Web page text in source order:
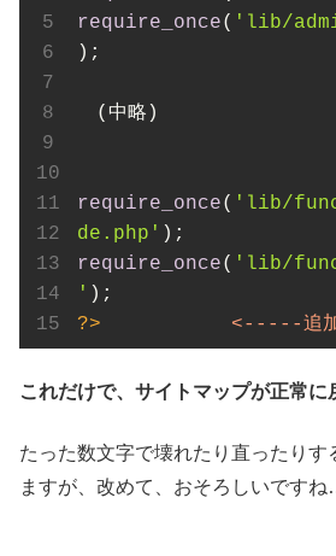
require_once( 'lib/
);
(中略)
require_once( 'lib/
de.php'
require_once( 'lib/
'
?>
<-----追
これだけで、サイトマップが正常に
たった数文字で壊れたり直ったりす
ますが、改めて、おそろしいです